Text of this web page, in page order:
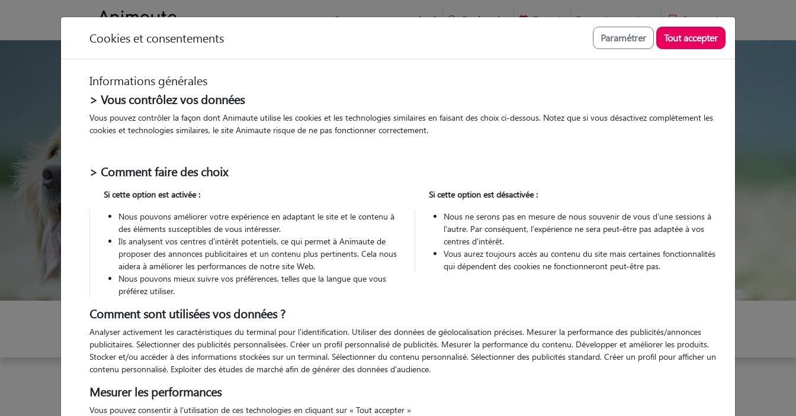
Comment ça marche ? Recherche Favoris Devenir pet sitter Connexion
GARDE ANIMAUX à Certines : Garde chien et chat en famille ou à domicile, visites et promenades
Trouvez une garde animaux à
Certines
Garde Promenades
Pour quel animal ?
Trouver mon Pet Sitter
Indiquez vos dates
Cookies et consentements Paramétrer Tout accepter
Informations générales
> Vous contrôlez vos données
Vous pouvez contrôler la façon dont Animaute utilise les cookies et les technologies similaires en faisant des choix ci-dessous. Notez que si vous désactivez complètement les
cookies et technologies similaires, le site Animaute risque de ne pas fonctionner correctement.
> Comment faire des choix
Si cette option est activée :
Nous pouvons améliorer votre expérience en adaptant le site et le contenu à
des éléments susceptibles de vous intéresser.
Ils analysent vos centres d'intérêt potentiels, ce qui permet à Animaute de
proposer des annonces publicitaires et un contenu plus pertinents. Cela nous
aidera à améliorer les performances de notre site Web.
Nous pouvons mieux suivre vos préférences, telles que la langue que vous
préférez utiliser.
Si cette option est désactivée :
Nous ne serons pas en mesure de nous souvenir de vous d'une sessions à
l'autre. Par conséquent, l'expérience ne sera peut-être pas adaptée à vos
centres d'intérêt.
Vous aurez toujours accès au contenu du site mais certaines fonctionnalités
qui dépendent des cookies ne fonctionneront peut-être pas.
Comment sont utilisées vos données ?
Analyser activement les caractéristiques du terminal pour l'identification. Utiliser des données de géolocalisation précises. Mesurer la performance des publicités/annonces
publicitaires. Sélectionner des publicités personnalisées. Créer un profil personnalisé de publicités. Mesurer la performance du contenu. Développer et améliorer les produits.
Stocker et/ou accéder à des informations stockées sur un terminal. Sélectionner du contenu personnalisé. Sélectionner des publicités standard. Créer un profil pour afficher un
contenu personnalisé. Exploiter des études de marché afin de générer des données d'audience.
Mesurer les performances
Vous pouvez consentir à l'utilisation de ces technologies en cliquant sur « Tout accepter »